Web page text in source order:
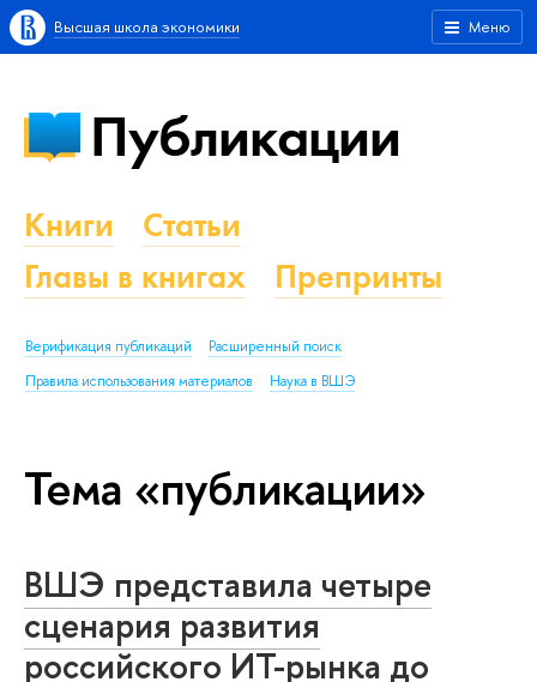
Меню
Высшая школа экономики
Публикации
Книги
Статьи
Главы в книгах
Препринты
Верификация публикаций
Расширенный поиск
Правила использования материалов
Наука в ВШЭ
Тема «публикации»
ВШЭ представила четыре
сценария развития
российского ИТ-рынка до